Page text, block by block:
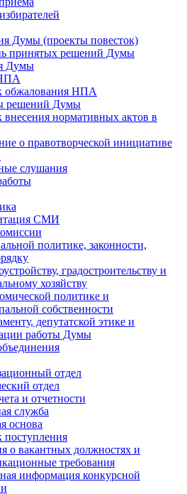
Думы (проекты повесток)
принятых решений Думы
Думы
обжалования НПА
решений Думы
внесения нормативных актов в
о правотворческой инициативе
слушания
СМИ
политике, законности,
градостроительству и
хозяйству
политике и
собственности
депутатской этике и
работы Думы
отдел
отдел
и отчетности
служба
основа
поступления
о вакантных должностях и
требования
информация конкурсной